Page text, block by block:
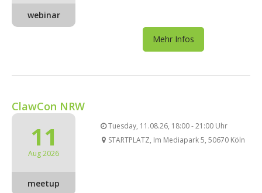
webinar
Mehr Infos
ClawCon NRW
11
Aug 2026
meetup
Tuesday, 11.08.26, 18:00 - 21:00 Uhr
STARTPLATZ, Im Mediapark 5, 50670 Köln